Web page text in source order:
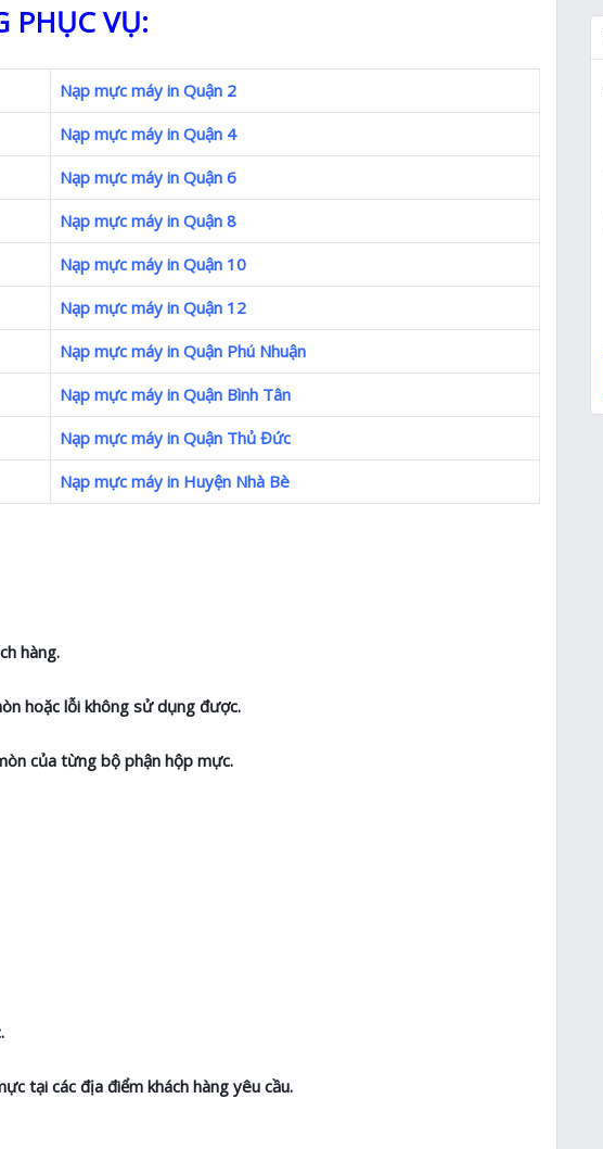
PHỤC VỤ:
Nạp mực máy in Quận 2
Nạp mực máy in Quận 4
Nạp mực máy in Quận 6
Nạp mực máy in Quận 8
Nạp mực máy in Quận 10
Nạp mực máy in Quận 12
Nạp mực máy in Quận Phú Nhuận
Nạp mực máy in Quận Bình Tân
Nạp mực máy in Quận Thủ Đức
Nạp mực máy in Huyện Nhà Bè
hàng.
hoặc lỗi không sử dụng được.
của từng bộ phận hộp mực.
tại các địa điểm khách hàng yêu cầu.